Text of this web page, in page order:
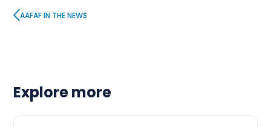
AAFAF IN THE NEWS
Explore more